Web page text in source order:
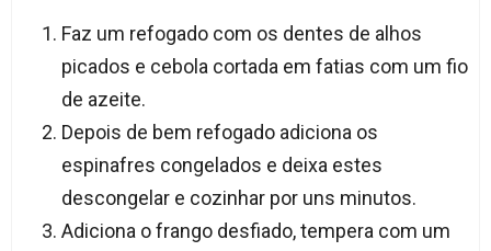
Faz um refogado com os dentes de alhos
picados e cebola cortada em fatias com um fio
de azeite.
Depois de bem refogado adiciona os
espinafres congelados e deixa estes
descongelar e cozinhar por uns minutos.
Adiciona o frango desfiado, tempera com um